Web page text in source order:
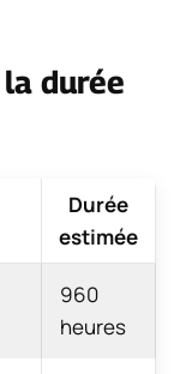
durée
Durée
estimée
960
heures